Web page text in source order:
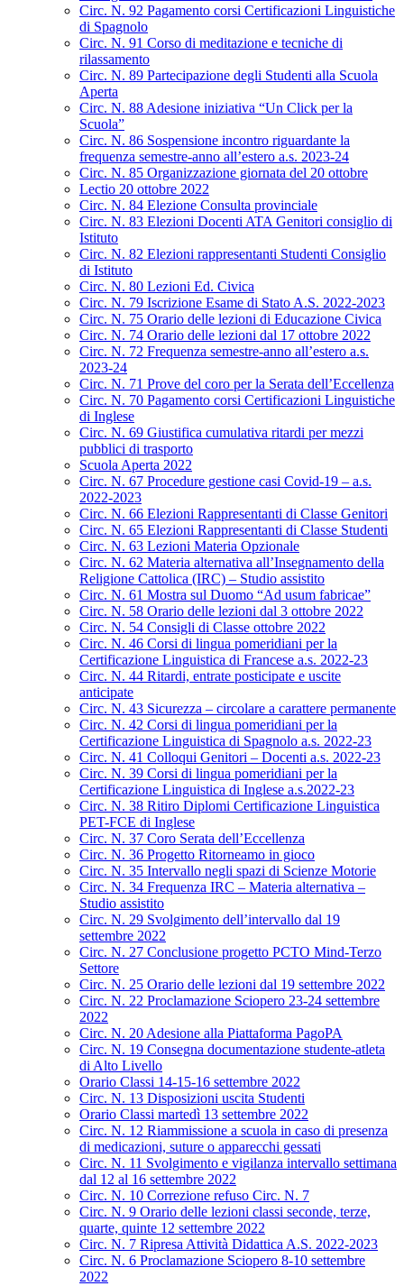
Circ. N. 92 Pagamento corsi Certificazioni Linguistiche
di Spagnolo
Circ. N. 91 Corso di meditazione e tecniche di
rilassamento
Circ. N. 89 Partecipazione degli Studenti alla Scuola
Aperta
Circ. N. 88 Adesione iniziativa “Un Click per la
Scuola”
Circ. N. 86 Sospensione incontro riguardante la
frequenza semestre-anno all’estero a.s. 2023-24
Circ. N. 85 Organizzazione giornata del 20 ottobre
Lectio 20 ottobre 2022
Circ. N. 84 Elezione Consulta provinciale
Circ. N. 83 Elezioni Docenti ATA Genitori consiglio di
Istituto
Circ. N. 82 Elezioni rappresentanti Studenti Consiglio
di Istituto
Circ. N. 80 Lezioni Ed. Civica
Circ. N. 79 Iscrizione Esame di Stato A.S. 2022-2023
Circ. N. 75 Orario delle lezioni di Educazione Civica
Circ. N. 74 Orario delle lezioni dal 17 ottobre 2022
Circ. N. 72 Frequenza semestre-anno all’estero a.s.
2023-24
Circ. N. 71 Prove del coro per la Serata dell’Eccellenza
Circ. N. 70 Pagamento corsi Certificazioni Linguistiche
di Inglese
Circ. N. 69 Giustifica cumulativa ritardi per mezzi
pubblici di trasporto
Scuola Aperta 2022
Circ. N. 67 Procedure gestione casi Covid-19 – a.s.
2022-2023
Circ. N. 66 Elezioni Rappresentanti di Classe Genitori
Circ. N. 65 Elezioni Rappresentanti di Classe Studenti
Circ. N. 63 Lezioni Materia Opzionale
Circ. N. 62 Materia alternativa all’Insegnamento della
Religione Cattolica (IRC) – Studio assistito
Circ. N. 61 Mostra sul Duomo “Ad usum fabricae”
Circ. N. 58 Orario delle lezioni dal 3 ottobre 2022
Circ. N. 54 Consigli di Classe ottobre 2022
Circ. N. 46 Corsi di lingua pomeridiani per la
Certificazione Linguistica di Francese a.s. 2022-23
Circ. N. 44 Ritardi, entrate posticipate e uscite
anticipate
Circ. N. 43 Sicurezza – circolare a carattere permanente
Circ. N. 42 Corsi di lingua pomeridiani per la
Certificazione Linguistica di Spagnolo a.s. 2022-23
Circ. N. 41 Colloqui Genitori – Docenti a.s. 2022-23
Circ. N. 39 Corsi di lingua pomeridiani per la
Certificazione Linguistica di Inglese a.s.2022-23
Circ. N. 38 Ritiro Diplomi Certificazione Linguistica
PET-FCE di Inglese
Circ. N. 37 Coro Serata dell’Eccellenza
Circ. N. 36 Progetto Ritorneamo in gioco
Circ. N. 35 Intervallo negli spazi di Scienze Motorie
Circ. N. 34 Frequenza IRC – Materia alternativa –
Studio assistito
Circ. N. 29 Svolgimento dell’intervallo dal 19
settembre 2022
Circ. N. 27 Conclusione progetto PCTO Mind-Terzo
Settore
Circ. N. 25 Orario delle lezioni dal 19 settembre 2022
Circ. N. 22 Proclamazione Sciopero 23-24 settembre
2022
Circ. N. 20 Adesione alla Piattaforma PagoPA
Circ. N. 19 Consegna documentazione studente-atleta
di Alto Livello
Orario Classi 14-15-16 settembre 2022
Circ. N. 13 Disposizioni uscita Studenti
Orario Classi martedì 13 settembre 2022
Circ. N. 12 Riammissione a scuola in caso di presenza
di medicazioni, suture o apparecchi gessati
Circ. N. 11 Svolgimento e vigilanza intervallo settimana
dal 12 al 16 settembre 2022
Circ. N. 10 Correzione refuso Circ. N. 7
Circ. N. 9 Orario delle lezioni classi seconde, terze,
quarte, quinte 12 settembre 2022
Circ. N. 7 Ripresa Attività Didattica A.S. 2022-2023
Circ. N. 6 Proclamazione Sciopero 8-10 settembre
2022